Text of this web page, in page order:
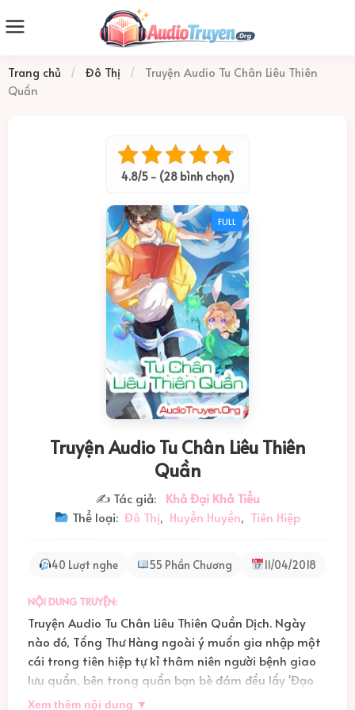
Trang chủ / Đô Thị /
Truyện Audio Tu Chân Liêu Thiên
Quần
4.8/5 - (28 bình chọn)
FULL
Truyện Audio Tu Chân Liêu Thiên
Quần
✍️ Tác giả:
Khả Đại Khả Tiểu
Thể loại: Đô Thị, Huyễn Huyền, Tiên Hiệp
40 Lượt nghe 55 Phần Chương 11/04/2018
NỘI DUNG TRUYỆN:
Truyện Audio Tu Chân Liêu Thiên Quần Dịch. Ngày
nào đó, Tống Thư Hàng ngoài ý muốn gia nhập một
cái trong tiên hiệp tự kỉ thâm niên người bệnh giao
lưu quần, bên trong quần bạn bè đám đều lấy 'Đạo
hữu' tương xứng, quần danh thiếp đều là các loại Phủ
Xem thêm nội dung ▼